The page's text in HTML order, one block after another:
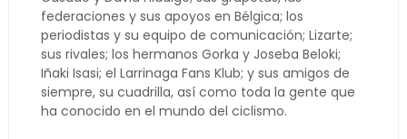
federaciones y sus apoyos en Bélgica; los
periodistas y su equipo de comunicación; Lizarte;
sus rivales; los hermanos Gorka y Joseba Beloki;
Iñaki Isasi; el Larrinaga Fans Klub; y sus amigos de
siempre, su cuadrilla, así como toda la gente que
ha conocido en el mundo del ciclismo.